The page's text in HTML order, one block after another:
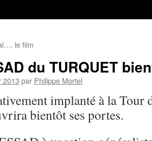
le film
du TURQUET
2013 par Philippe Mortel
implanté à la Tour
bientôt ses portes.